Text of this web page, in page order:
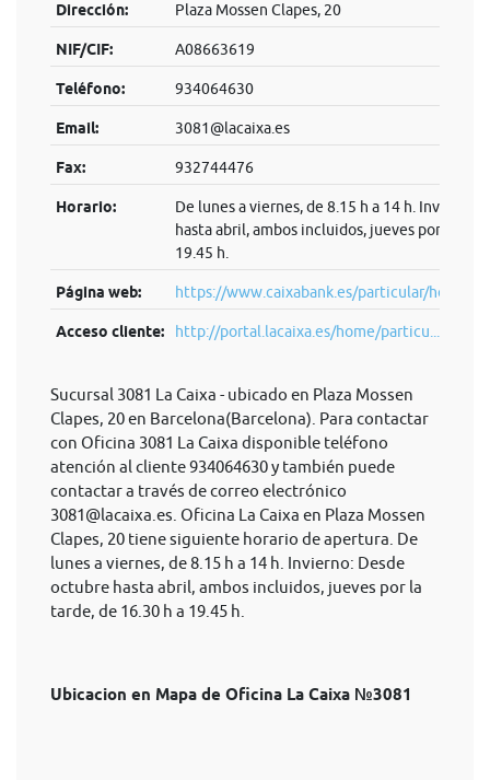
Dirección: Plaza Mossen Clapes, 20
NIF/CIF: A08663619
Teléfono: 934064630
Email: 3081@lacaixa.es
Fax: 932744476
Horario:
De lunes a viernes, de 8.15 h a 14 h. Invierno:
hasta abril, ambos incluidos, jueves por la
19.45 h.
Página web: https://www.caixabank.es/particular/home/
Acceso cliente: http://portal.lacaixa.es/home/particu...
Sucursal 3081 La Caixa - ubicado en Plaza Mossen
Clapes, 20 en Barcelona(Barcelona). Para contactar
con Oficina 3081 La Caixa disponible teléfono
atención al cliente 934064630 y también puede
contactar a través de correo electrónico
3081@lacaixa.es . Oficina La Caixa en Plaza Mossen
Clapes, 20 tiene siguiente horario de apertura. De
lunes a viernes, de 8.15 h a 14 h. Invierno: Desde
octubre hasta abril, ambos incluidos, jueves por la
tarde, de 16.30 h a 19.45 h.
Ubicacion en Mapa de Oficina La Caixa №3081